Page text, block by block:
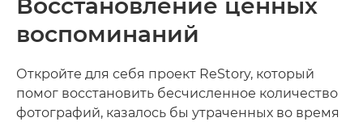
Восстановление ценных
воспоминаний
Откройте для себя проект ReStory, который
помог восстановить бесчисленное количество
фотографий, казалось бы утраченных во время